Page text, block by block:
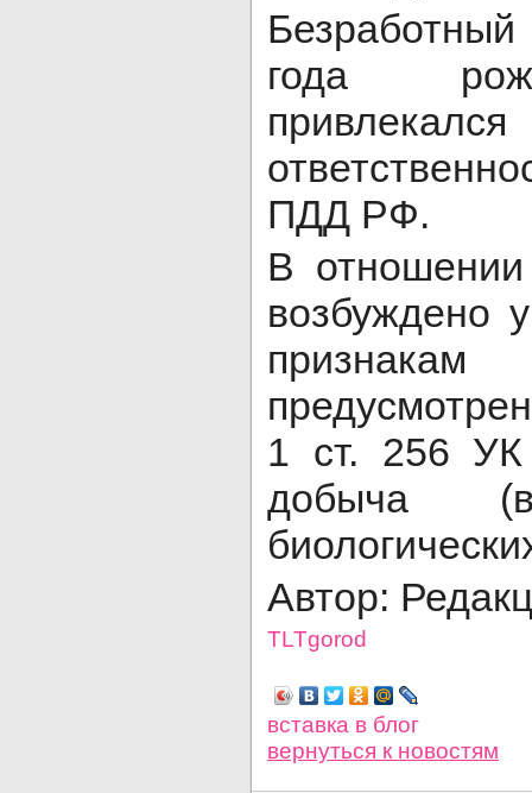
года
ПДД РФ.
В
возбуждено
признакам
1 ст. 256
добыча
Автор:
TLTgorod
вставка в блог
вернуться к новостям